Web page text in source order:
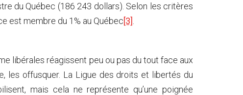
du Québec (186 243 dollars). Selon les critères
est membre du 1% au Québec[3]
libérales réagissent peu ou pas du tout face aux
les offusquer. La Ligue des droits et libertés du
mais cela ne représente qu’une poignée